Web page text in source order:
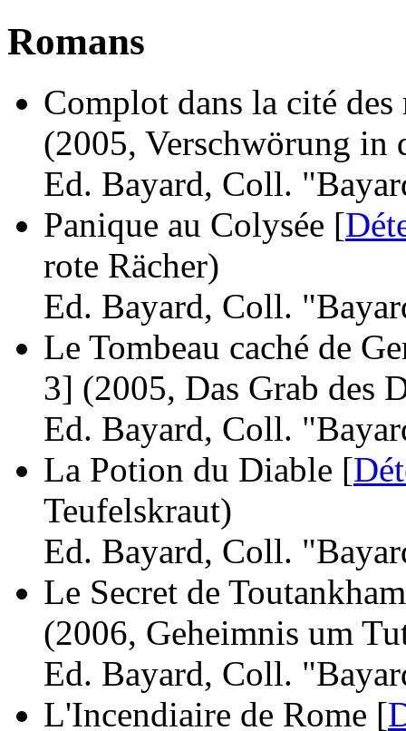
Romans
Complot dans la cité
(2005, Verschwörung in
Ed. Bayard, Coll.
Panique au Colysée [
rote Rächer)
Ed. Bayard, Coll.
Le Tombeau caché de
3] (2005, Das Grab des
Ed. Bayard, Coll.
La Potion du Diable [
Teufelskraut)
Ed. Bayard, Coll.
Le Secret de
(2006, Geheimnis um
Ed. Bayard, Coll.
L'Incendiaire de Rome [